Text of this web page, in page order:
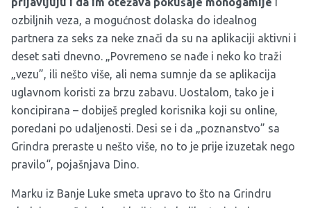
ozbiljnih veza, a mogućnost dolaska do idealnog
partnera za seks za neke znači da su na aplikaciji aktivni i
deset sati dnevno. „Povremeno se nađe i neko ko traži
„vezu”, ili nešto više, ali nema sumnje da se aplikacija
uglavnom koristi za brzu zabavu. Uostalom, tako je i
koncipirana – dobiješ pregled korisnika koji su online,
poredani po udaljenosti. Desi se i da „poznanstvo” sa
Grindra preraste u nešto više, no to je prije izuzetak nego
pravilo“, pojašnjava Dino.
Marku iz Banje Luke smeta upravo to što na Grindru